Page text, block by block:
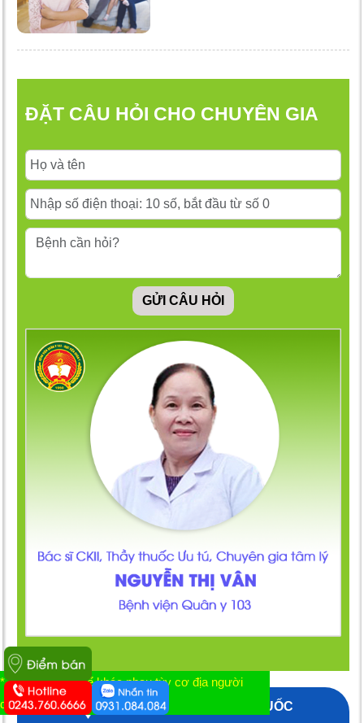
ĐẶT CÂU HỎI CHO CHUYÊN GIA
GỬI CÂU HỎI
XEM ĐIỂM BÁN TOÀN QUỐC
* Tác dụng có thể khác nhau tùy cơ địa người
dùng